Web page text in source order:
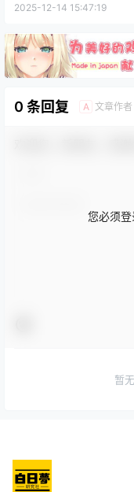
2025-12-14 15:47:19
0 条回复 A 文章作者
您必须
暂